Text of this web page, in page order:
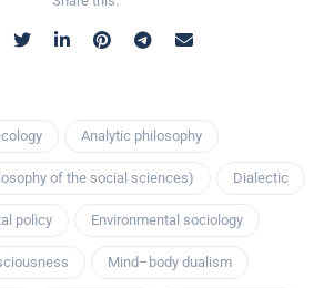
Analytic philosophy
of the social sciences) Dialectic
policy Environmental sociology
Mind–body dualism